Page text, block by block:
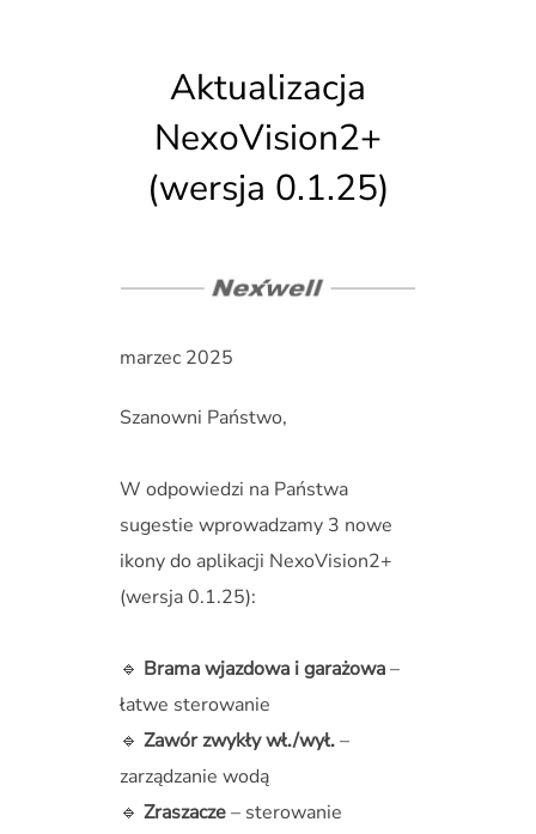
Aktualizacja
NexoVision2+
(wersja 0.1.25)
marzec 2025
Szanowni Państwo,
W odpowiedzi na Państwa
sugestie wprowadzamy 3 nowe
ikony do aplikacji NexoVision2+
(wersja 0.1.25):
🔹 Brama wjazdowa i garażowa–
łatwe sterowanie
🔹 Zawór zwykły wł./wył.–
zarządzanie wodą
🔹 Zraszacze– sterowanie